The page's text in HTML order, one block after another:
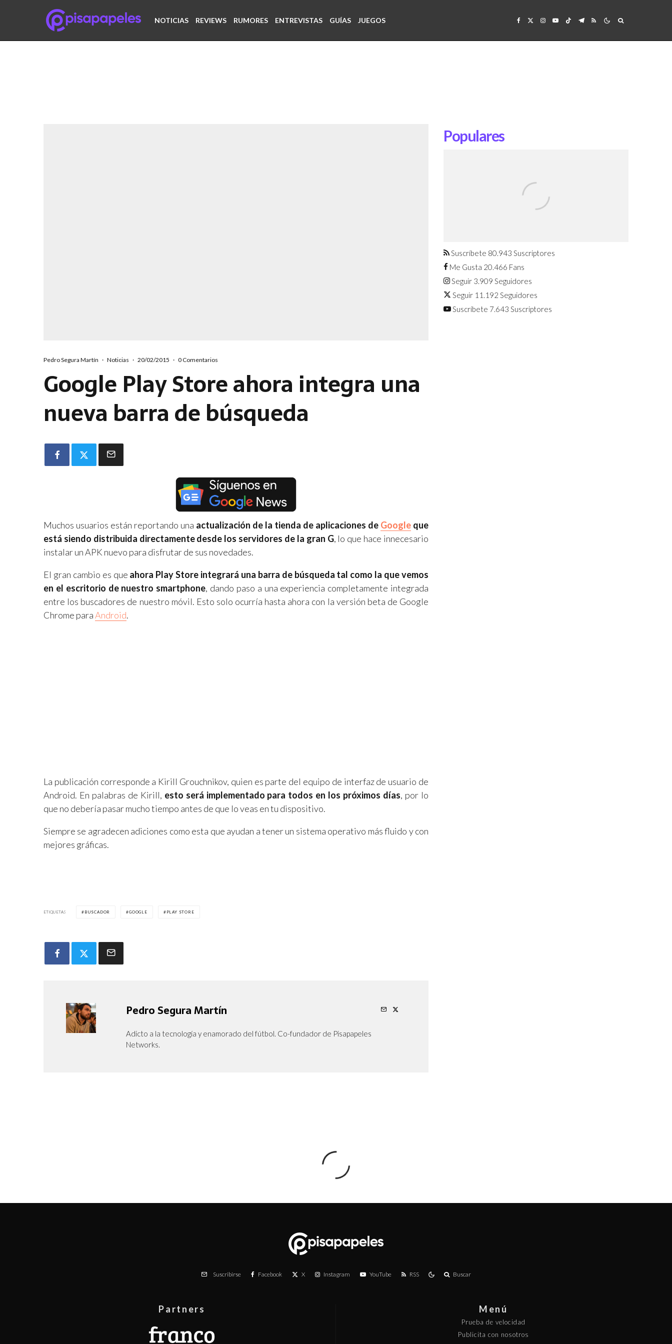
NOTICIAS REVIEWS RUMORES ENTREVISTAS GUÍAS JUEGOS
Pedro Segura Martín · Noticias · 20/02/2015 · 0 Comentarios
Google Play Store ahora integra una
nueva barra de búsqueda
Muchos usuarios están reportando una actualización de la tienda de aplicaciones de Google que
está siendo distribuida directamente desde los servidores de la gran G, lo que hace innecesario
instalar un APK nuevo para disfrutar de sus novedades.
El gran cambio es que ahora Play Store integrará una barra de búsqueda tal como la que vemos
en el escritorio de nuestro smartphone, dando paso a una experiencia completamente integrada
entre los buscadores de nuestro móvil. Esto solo ocurría hasta ahora con la versión beta de Google
Chrome paraAndroid.
La publicación corresponde a Kirill Grouchnikov, quien es parte del equipo de interfaz de usuario de
Android. En palabras de Kirill, esto será implementado para todos en los próximos días, por lo
que no debería pasar mucho tiempo antes de que lo veas en tu dispositivo.
Siempre se agradecen adiciones como esta que ayudan a tener un sistema operativo más fluido y con
mejores gráficas.
ETIQUETAS BUSCADOR GOOGLE PLAY STORE
Pedro Segura Martín
Adicto a la tecnología y enamorado del fútbol. Co-fundador de Pisapapeles
Networks.
Populares
agosto
Suscríbete 80.943 Suscriptores
Me Gusta 20.466 Fans
Seguir 3.909 Seguidores
Seguir 11.192 Seguidores
Suscríbete 7.643 Suscriptores
Suscribirse Facebook X Instagram YouTube RSS Buscar
Partners Menú
Prueba de velocidad
Publicita con nosotros